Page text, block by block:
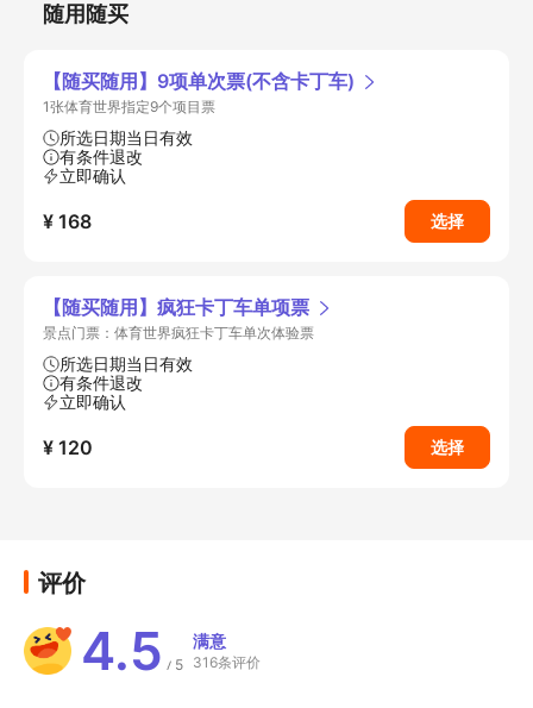
随用随买
【随买随用】9项单次票(不含卡丁车)
1张体育世界指定9个项目票
所选日期当日有效
有条件退改
立即确认
¥ 168 选择
【随买随用】疯狂卡丁车单项票
景点门票：体育世界疯狂卡丁车单次体验票
所选日期当日有效
有条件退改
立即确认
¥ 120 选择
评价
4.5 / 5
满意
316条评价